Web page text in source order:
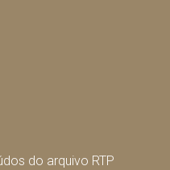
do arquivo RTP